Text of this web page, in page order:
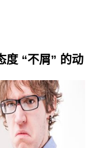
“不屑” 的动